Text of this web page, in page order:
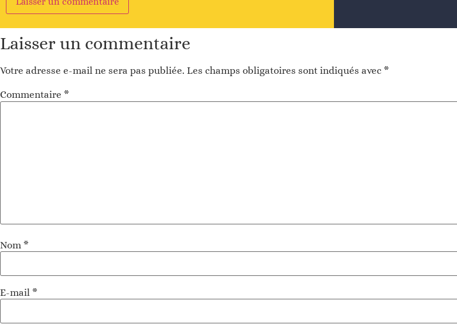
Alternative
Laisser un commentaire
Votre adresse e-mail ne sera pas publiée. Les champs obligatoires sont indiqués avec *
Commentaire *
Nom *
E-mail *